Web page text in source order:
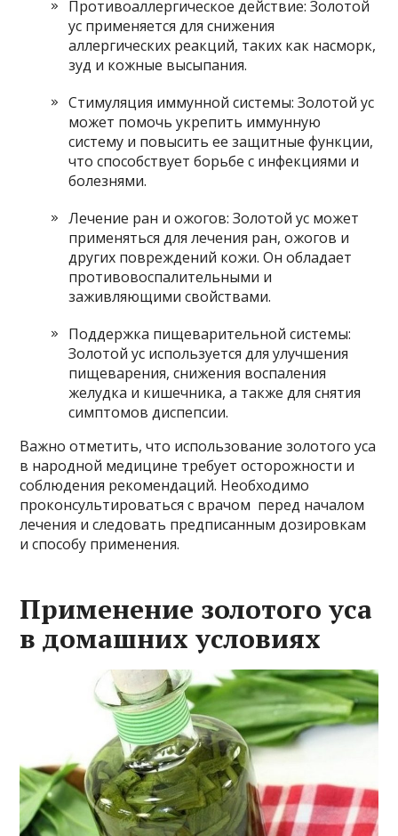
Противоаллергическое действие: Золотой
ус применяется для снижения
аллергических реакций, таких как насморк,
зуд и кожные высыпания.
Стимуляция иммунной системы: Золотой ус
может помочь укрепить иммунную
систему и повысить ее защитные функции,
что способствует борьбе с инфекциями и
болезнями.
Лечение ран и ожогов: Золотой ус может
применяться для лечения ран, ожогов и
других повреждений кожи. Он обладает
противовоспалительными и
заживляющими свойствами.
Поддержка пищеварительной системы:
Золотой ус используется для улучшения
пищеварения, снижения воспаления
желудка и кишечника, а также для снятия
симптомов диспепсии.
Важно отметить, что использование золотого уса
в народной медицине требует осторожности и
соблюдения рекомендаций. Необходимо
проконсультироваться с врачом перед началом
лечения и следовать предписанным дозировкам
и способу применения.
Применение золотого уса
в домашних условиях